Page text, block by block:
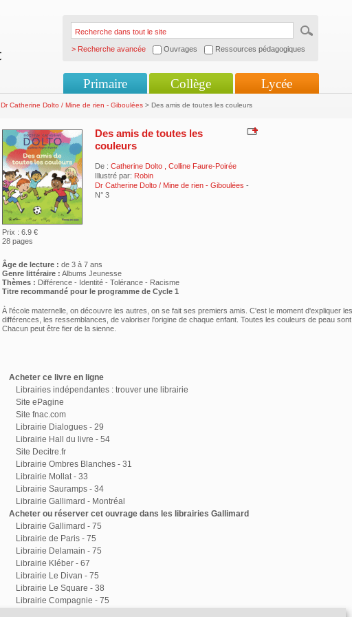
> Recherche avancée Ouvrages Ressources pédagogiques
Primaire Collège Lycée
Dr Catherine Dolto / Mine de rien - Giboulées> Des amis de toutes les couleurs
Prix : 6.9 €
28 pages
Des amis de toutes les
couleurs
De : Catherine Dolto
Colline Faure-Poirée
Illustré par: Robin
Dr Catherine Dolto / Mine de rien - Giboulées -
N° 3
Âge de lecture : de 3 à 7 ans
Genre littéraire : Albums Jeunesse
Thèmes : Différence - Identité - Tolérance - Racisme
Titre recommandé pour le programme de Cycle 1
À l'école maternelle, on découvre les autres, on se fait ses premiers amis. C'est le moment d'expliquer les
différences, les ressemblances, de valoriser l'origine de chaque enfant. Toutes les couleurs de peau sont
Chacun peut être fier de la sienne.
Acheter ce livre en ligne
Librairies indépendantes : trouver une librairie
Site ePagine
Site fnac.com
Librairie Dialogues - 29
Librairie Hall du livre - 54
Site Decitre.fr
Librairie Ombres Blanches - 31
Librairie Mollat - 33
Librairie Sauramps - 34
Librairie Gallimard - Montréal
Acheter ou réserver cet ouvrage dans les librairies Gallimard
Librairie Gallimard - 75
Librairie de Paris - 75
Librairie Delamain - 75
Librairie Kléber - 67
Librairie Le Divan - 75
Librairie Le Square - 38
Librairie Compagnie - 75